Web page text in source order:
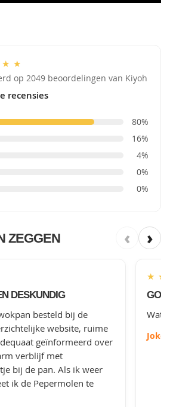
★ ★
op 2049 beoordelingen van Kiyoh
recensies
80%
16%
4%
0%
0%
ZEGGEN ‹ ›
DESKUNDIG
besteld bij de
website, ruime
geïnformeerd over
verblijf met
bij de pan. Als ik weer
ik de Pepermolen te
★ ★
Wat
Joke